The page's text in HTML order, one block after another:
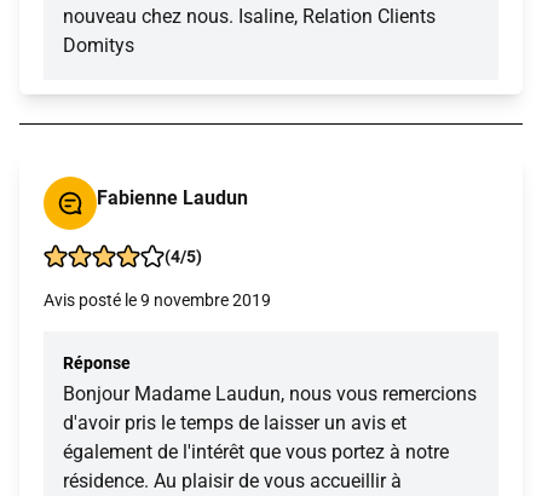
nouveau chez nous. Isaline, Relation Clients
Domitys
Fabienne Laudun
(4/5)
Avis posté le 9 novembre 2019
Réponse
Bonjour Madame Laudun, nous vous remercions
d'avoir pris le temps de laisser un avis et
également de l'intérêt que vous portez à notre
résidence. Au plaisir de vous accueillir à